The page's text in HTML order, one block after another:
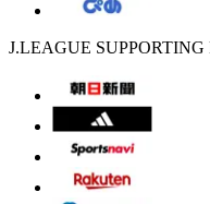
J.LEAGUE SUPPORTING